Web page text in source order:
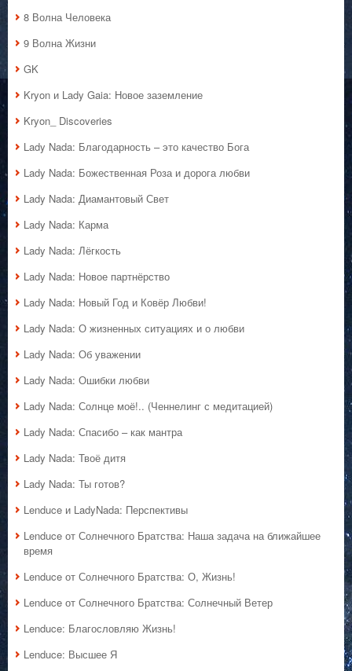
8 Волна Человека
9 Волна Жизни
GK
Kryon и Lady Gaia: Новое заземление
Kryon_ Discoveries
Lady Nada: Благодарность – это качество Бога
Lady Nada: Божественная Роза и дорога любви
Lady Nada: Диамантовый Свет
Lady Nada: Карма
Lady Nada: Лёгкость
Lady Nada: Новое партнёрство
Lady Nada: Новый Год и Ковёр Любви!
Lady Nada: О жизненных ситуациях и о любви
Lady Nada: Об уважении
Lady Nada: Ошибки любви
Lady Nada: Солнце моё!.. (Ченнелинг с медитацией)
Lady Nada: Спасибо – как мантра
Lady Nada: Твоё дитя
Lady Nada: Ты готов?
Lenduce и LadyNada: Перспективы
Lenduce от Солнечного Братства: Наша задача на ближайшее
время
Lenduce от Солнечного Братства: О, Жизнь!
Lenduce от Солнечного Братства: Солнечный Ветер
Lenduce: Благословляю Жизнь!
Lenduce: Высшее Я